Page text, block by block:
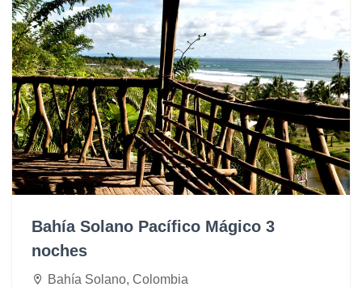
Bahía Solano Pacífico Mágico 3
noches
Bahía Solano, Colombia